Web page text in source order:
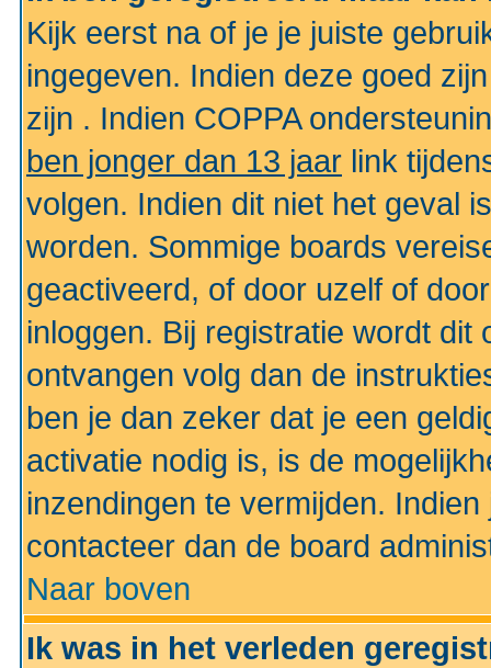
Kijk eerst na of je je juiste
ingegeven. Indien deze goed
zijn . Indien COPPA
ben jonger dan 13 jaar link
volgen. Indien dit niet het geval
worden. Sommige boards
geactiveerd, of door uzelf of
inloggen. Bij registratie wordt dit
ontvangen volg dan de
ben je dan zeker dat je een
activatie nodig is, is de
inzendingen te vermijden.
contacteer dan de board
Naar boven
Ik was in het verleden